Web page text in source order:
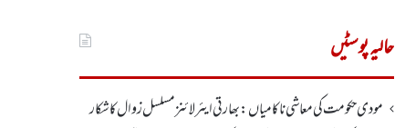
حالیہ پوسٹیں
مودی حکومت کی معاشی ناکامیاں: بھارتی ایئرلائنز مسلسل زوال کا شکار